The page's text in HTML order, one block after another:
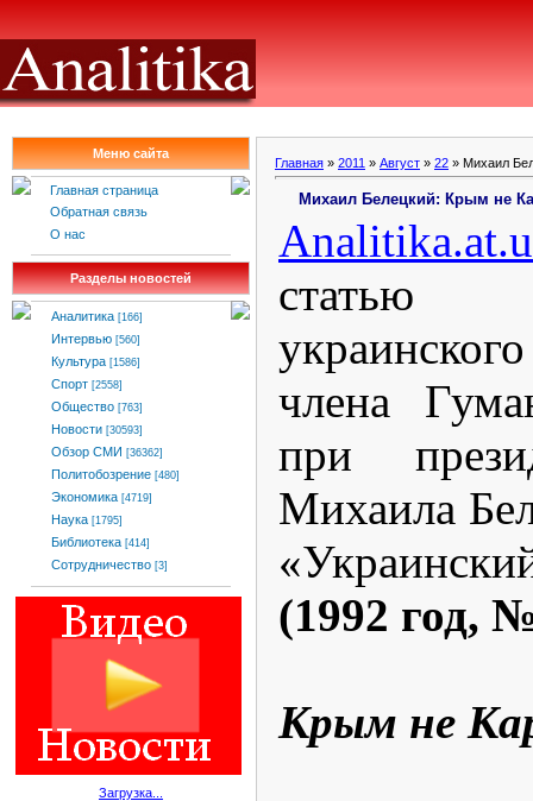
Меню сайта
Главная страница
Обратная связь
О нас
Разделы новостей
Аналитика [166]
Интервью [560]
Культура [1586]
Спорт [2558]
Общество [763]
Новости [30593]
Обзор СМИ [36362]
Политобозрение [480]
Экономика [4719]
Наука [1795]
Библиотека [414]
Сотрудничество [3]
Загрузка...
Главная » 2011 » Август » 22 » Михаил
Михаил Белецкий: Крым не
Analitika.at.
статью
члена
при
Михаила
(1992 год,
Крым не